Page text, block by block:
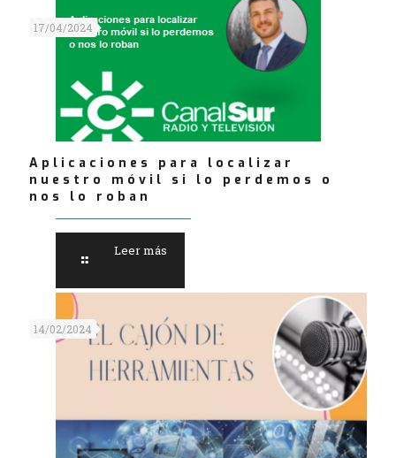
17/04/2024
Aplicaciones para localizar
nuestro móvil si lo perdemos o
nos lo roban
Leer más
14/02/2024